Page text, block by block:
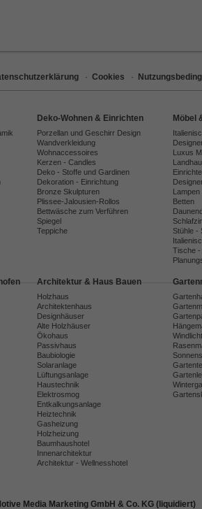
· Cookies ·
Deko-Wohnen & Einrichten
Porzellan und Geschirr Design
Wandverkleidung
Wohnaccessoires
Kerzen - Candles
Deko - Stoffe und Gardinen
Dekoration - Einrichtung
Bronze Skulpturen
Plissee-Jalousien-Rollos
Bettwäsche zum Verführen
Spiegel
Teppiche
Möbel
Luxus
Betten
Stühle -
Tische -
Architektur & Haus Bauen
Holzhaus
Architektenhaus
Designhäuser
Alte Holzhäuser
Ökohaus
Passivhaus
Baubiologie
Solaranlage
Lüftungsanlage
Haustechnik
Elektrosmog
Entkalkungsanlage
Heiztechnik
Gasheizung
Holzheizung
Baumhaushotel
Innenarchitektur
Architektur - Wellnesshotel
Media Marketing GmbH & Co. KG (liquidiert)